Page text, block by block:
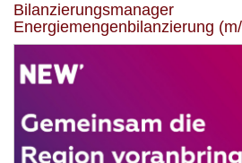
Bilanzierungsmanager
Energiemengenbilanzierung